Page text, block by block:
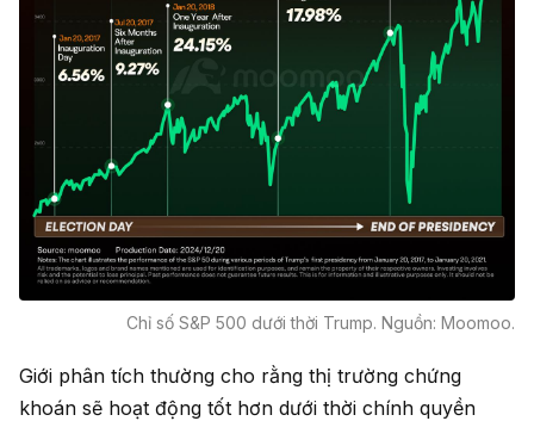
Chỉ số S&P 500 dưới thời Trump. Nguồn: Moomoo.
Giới phân tích thường cho rằng thị trường chứng
khoán sẽ hoạt động tốt hơn dưới thời chính quyền